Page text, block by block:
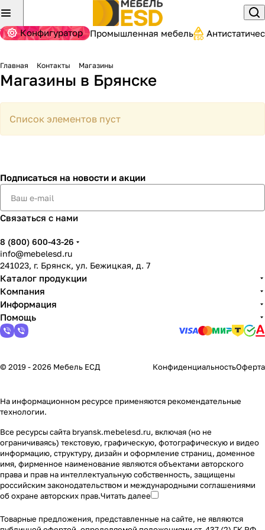
Конфигуратор Промышленная мебель
Главная Контакты Магазины
Магазины в Брянске
Список элементов пуст
Подписаться на новости и акции
Связаться с нами
8 (800) 600-43-26
info@mebelesd.ru
241023, г. Брянск, ул. Бежицкая, д. 7
Каталог продукции
Компания
Информация
Помощь
© 2019 - 2026 Мебель ЕСД КонфиденциальностьОферта
На информационном ресурсе применяются рекомендательные
технологии.
Все ресурсы сайта bryansk.mebelesd.ru, включая (но не
ограничиваясь) текстовую, графическую, фотографическую и видео
информацию, структуру, дизайн и оформление страниц, доменное
имя, фирменное наименование являются объектами авторского
права и прав на интеллектуальную собственность, защищены
российским законодательством и международными соглашениями
об охране авторских прав.Читать далее
Товарные предложения, представленные на сайте, не являются